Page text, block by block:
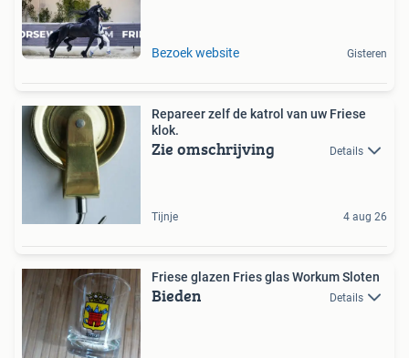
Bezoek website Gisteren
Repareer zelf de katrol van uw Friese
klok.
Zie omschrijving Details
Tijnje 4 aug 26
Friese glazen Fries glas Workum Sloten
Bieden Details